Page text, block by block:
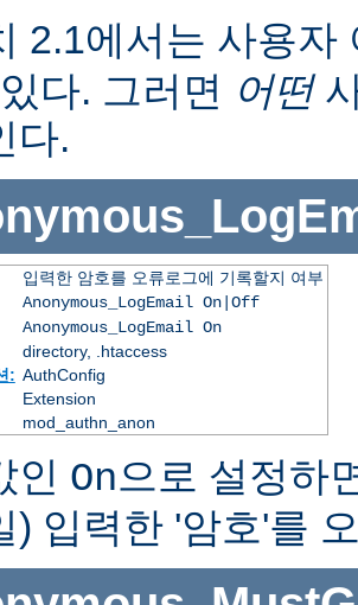
2.1에서는 사용자
다. 그러면 어떤
다.
입력한 암호를 오류로그에 기록할지 여부
Anonymous_LogEmail On|Off
Anonymous_LogEmail On
directory, .htaccess
: AuthConfig
Extension
mod_authn_anon
인 On으로 설정하
) 입력한 '암호'를